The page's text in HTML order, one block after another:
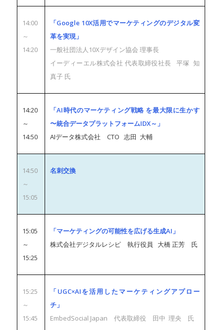
14:00
～
14:20
「Google 10X活用でマーケティングのデジタル変
革を実現」
一般社団法人10Xデザイン協会 理事長
イーディーエル株式会社 代表取締役社長 平塚 知
真子 氏
14:20
～
14:50
「AI時代のマーケティング戦略 を最大限に生かす
〜統合データプラットフォームIDX～」
AIデータ株式会社 CTO 志田 大輔
14:50
～
15:05
名刺交換
15:05
～
15:25
「マーケティングの可能性を広げる生成AI」
株式会社デジタルレシピ 執行役員 大橋 正芳 氏
15:25
～
15:45
「UGC×AIを活用したマーケティングアプロー
チ」
EmbedSocial Japan 代表取締役 田中 理央 氏